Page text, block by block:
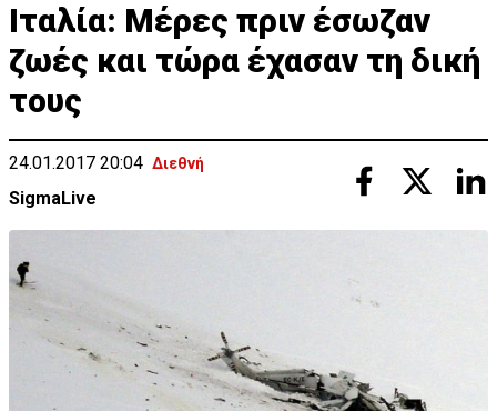
Ιταλία: Μέρες πριν έσωζαν
ζωές και τώρα έχασαν τη δική
τους
24.01.2017 20:04 Διεθνή
SigmaLive